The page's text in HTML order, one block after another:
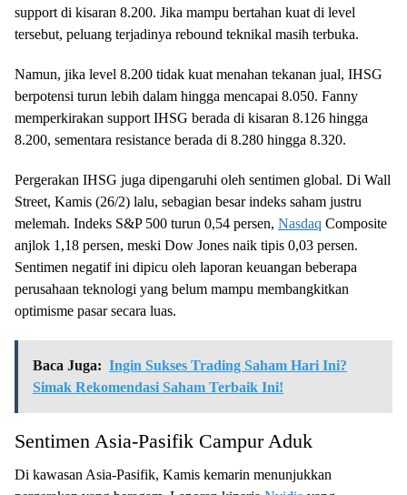
support di kisaran 8.200. Jika mampu bertahan kuat di level
tersebut, peluang terjadinya rebound teknikal masih terbuka.
Namun, jika level 8.200 tidak kuat menahan tekanan jual, IHSG
berpotensi turun lebih dalam hingga mencapai 8.050. Fanny
memperkirakan support IHSG berada di kisaran 8.126 hingga
8.200, sementara resistance berada di 8.280 hingga 8.320.
Pergerakan IHSG juga dipengaruhi oleh sentimen global. Di Wall
Street, Kamis (26/2) lalu, sebagian besar indeks saham justru
melemah. Indeks S&P 500 turun 0,54 persen, Nasdaq Composite
anjlok 1,18 persen, meski Dow Jones naik tipis 0,03 persen.
Sentimen negatif ini dipicu oleh laporan keuangan beberapa
perusahaan teknologi yang belum mampu membangkitkan
optimisme pasar secara luas.
Baca Juga: Ingin Sukses Trading Saham Hari Ini?
Simak Rekomendasi Saham Terbaik Ini!
Sentimen Asia-Pasifik Campur Aduk
Di kawasan Asia-Pasifik, Kamis kemarin menunjukkan